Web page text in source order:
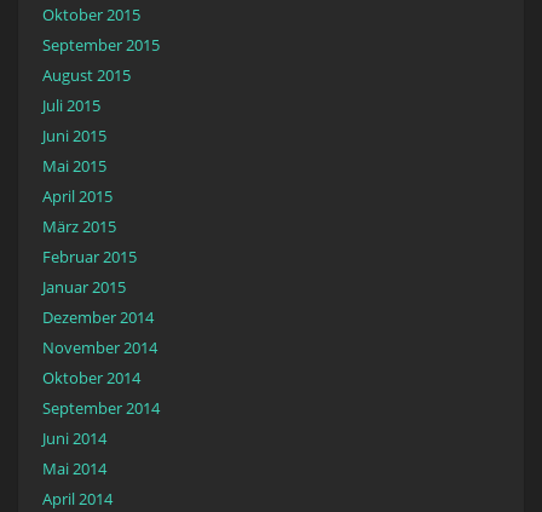
Oktober 2015
September 2015
August 2015
Juli 2015
Juni 2015
Mai 2015
April 2015
März 2015
Februar 2015
Januar 2015
Dezember 2014
November 2014
Oktober 2014
September 2014
Juni 2014
Mai 2014
April 2014